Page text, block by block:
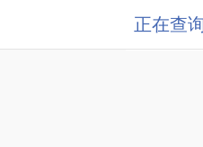
正在查